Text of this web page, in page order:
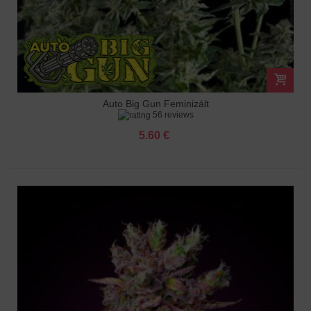
Auto Big Gun Feminizált
56 reviews
5.60 €